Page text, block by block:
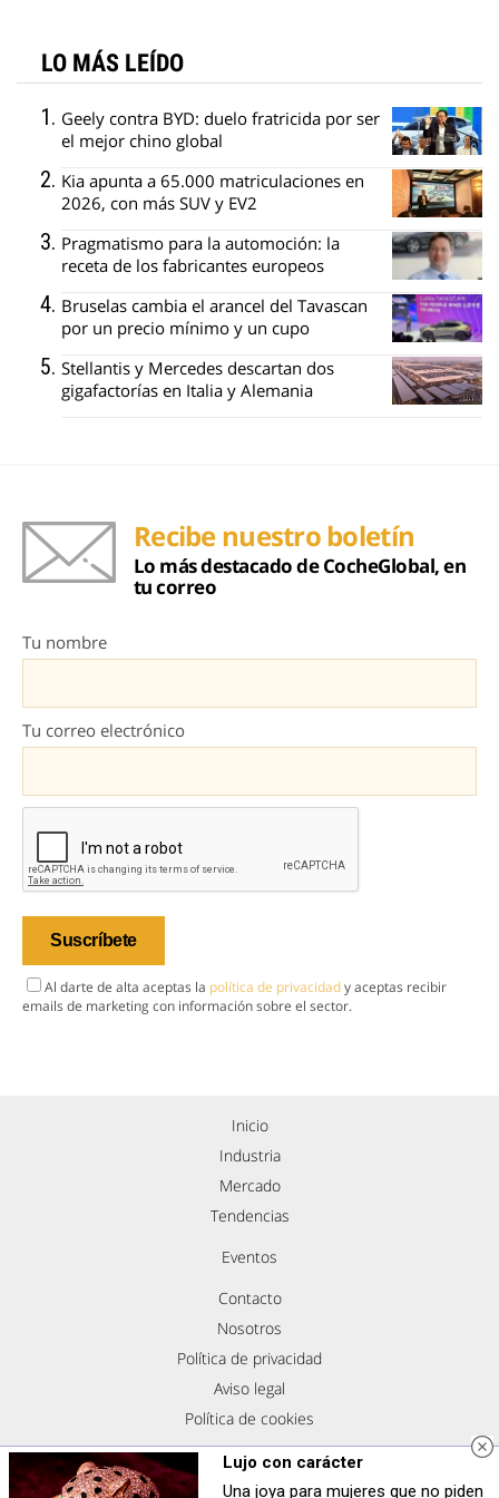
LO MÁS LEÍDO
Geely contra BYD: duelo fratricida por ser
el mejor chino global
Kia apunta a 65.000 matriculaciones en
2026, con más SUV y EV2
Pragmatismo para la automoción: la
receta de los fabricantes europeos
Bruselas cambia el arancel del Tavascan
por un precio mínimo y un cupo
Stellantis y Mercedes descartan dos
gigafactorías en Italia y Alemania
Recibe nuestro boletín
Lo más destacado de CocheGlobal, en
tu correo
Tu nombre
Tu correo electrónico
Al darte de alta aceptas la política de privacidady aceptas recibir
emails de marketing con información sobre el sector.
Inicio
Industria
Mercado
Tendencias
Eventos
Contacto
Nosotros
Política de privacidad
Aviso legal
Política de cookies
Síguenos
Lujo con carácter
Una joya para mujeres que no piden